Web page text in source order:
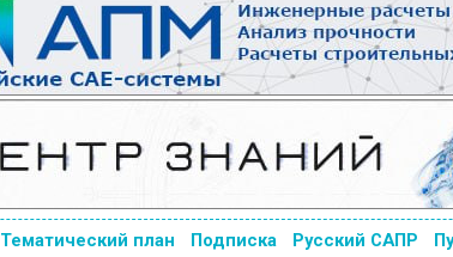
Тематический план Подписка Русский САПР